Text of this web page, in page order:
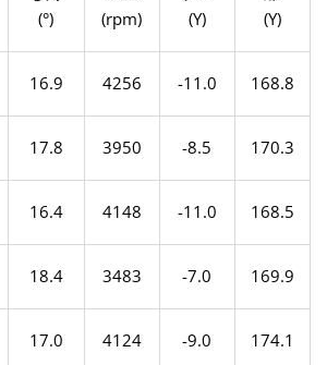
(°)
(rpm)
(Y)
(Y)
16.9 4256 -11.0 168.8
17.8 3950 -8.5 170.3
16.4 4148 -11.0 168.5
18.4 3483 -7.0 169.9
17.0 4124 -9.0 174.1